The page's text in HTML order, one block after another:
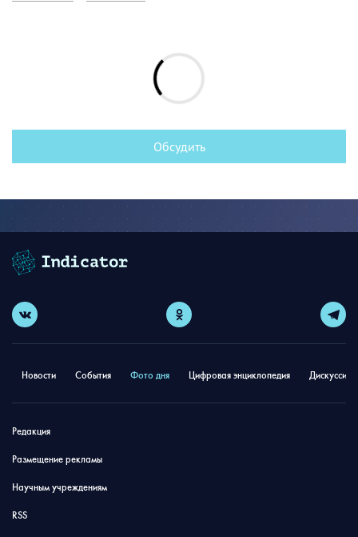
Обсудить
Новости События Фото дня Цифровая энциклопедия
Редакция
Размещение рекламы
Научным учреждениям
RSS